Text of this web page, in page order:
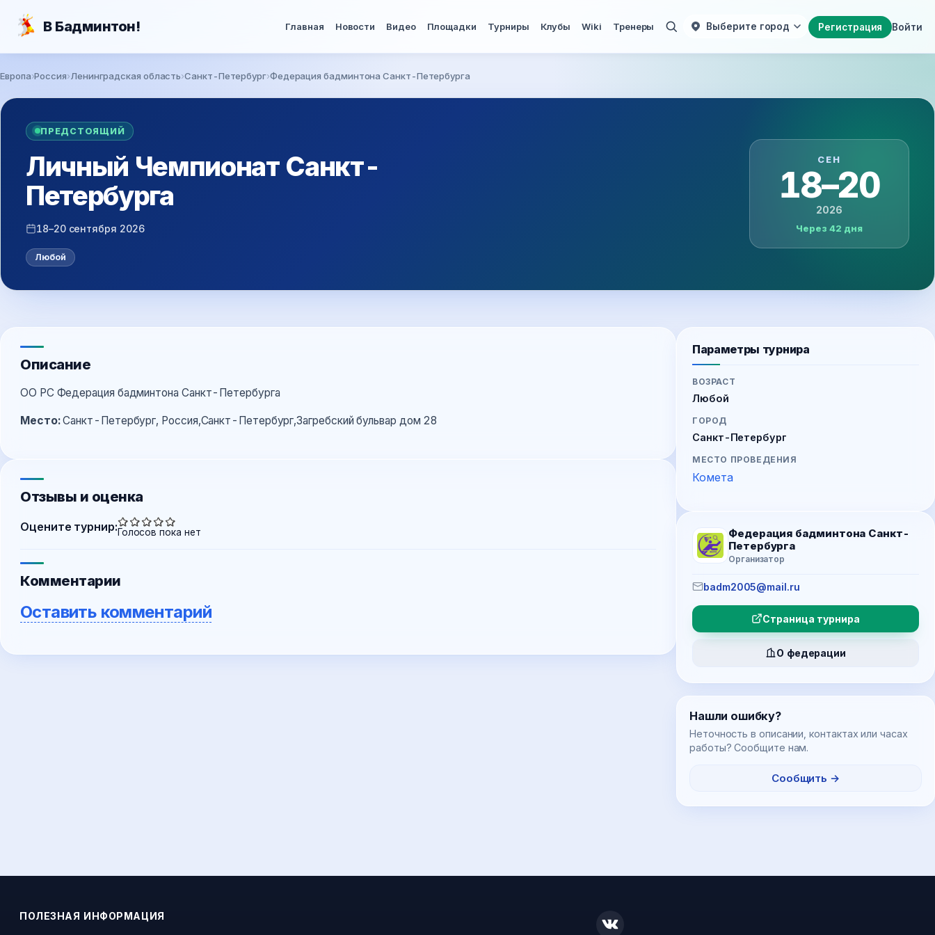
В Бадминтон! Главная Новости Видео Площадки Турниры Клубы Wiki Тренеры Регистрация Войти
Выберите город
Вы здесь
Европа Россия Ленинградская область Санкт-Петербург Федерация бадминтона Санкт-Петербурга
ПРЕДСТОЯЩИЙ
Личный Чемпионат Санкт-
Петербурга
18–20 сентября 2026
Любой
СЕН
18–20
2026
Через 42 дня
Описание
ОО РС Федерация бадминтона Санкт-Петербурга
Место:Санкт-Петербург, Россия,Санкт-Петербург,Загребский бульвар дом 28
Отзывы и оценка
Оцените турнир:Голосов пока нет
Комментарии
Оставить комментарий
Параметры турнира
ВОЗРАСТ
Любой
ГОРОД
Санкт-Петербург
МЕСТО ПРОВЕДЕНИЯ
Комета
Федерация бадминтона Санкт-
Петербурга
Организатор
badm2005@mail.ru
Страница турнира
О федерации
Нашли ошибку?
Неточность в описании, контактах или часах
работы? Сообщите нам.
Сообщить →
ПОЛЕЗНАЯ ИНФОРМАЦИЯ